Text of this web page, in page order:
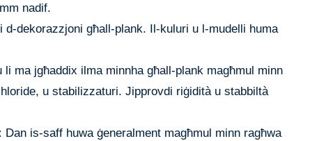
nadif.
d-dekorazzjoni għall-plank. Il-kuluri u l-mudelli huma
li ma jgħaddix ilma minnha għall-plank magħmul minn
u stabilizzaturi. Jipprovdi riġidità u stabbiltà
Dan is-saff huwa ġeneralment magħmul minn ragħwa